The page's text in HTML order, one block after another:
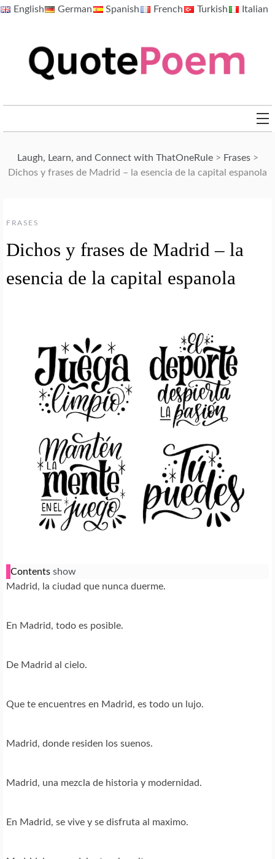
SkipEnglish German Spanish French Turkish Italian
Laugh, Learn, and Connect with ThatOneRule> Frases>
Dichos y frases de Madrid – la esencia de la capital espanola
FRASES
Dichos y frases de Madrid – la
esencia de la capital espanola
Contents show
Madrid, la ciudad que nunca duerme.
En Madrid, todo es posible.
De Madrid al cielo.
Que te encuentres en Madrid, es todo un lujo.
Madrid, donde residen los suenos.
Madrid, una mezcla de historia y modernidad.
En Madrid, se vive y se disfruta al maximo.